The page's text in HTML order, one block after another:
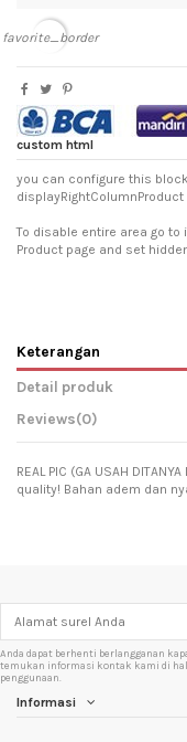
favorite_border
custom html
you can configure this
displayRightColumnProduct
To disable entire area go
Product page and set
Keterangan
Detail produk
Reviews(0)
REAL PIC (GA USAH
quality! Bahan adem dan
Anda dapat berhenti berlangganan
temukan informasi kontak kami di
penggunaan.
Informasi